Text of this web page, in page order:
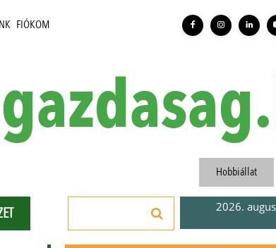
FIÓKOM
Hobbiállat
2026.